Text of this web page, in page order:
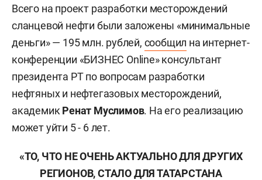
Всего на проект разработки месторождений
сланцевой нефти были заложены «минимальные
деньги» — 195 млн. рублей, сообщил на интернет-
конференции «БИЗНЕС Online» консультант
президента РТ по вопросам разработки
нефтяных и нефтегазовых месторождений,
академик Ренат Муслимов. На его реализацию
может уйти 5 - 6 лет.
«ТО, ЧТО НЕ ОЧЕНЬ АКТУАЛЬНО ДЛЯ ДРУГИХ
РЕГИОНОВ, СТАЛО ДЛЯ ТАТАРСТАНА